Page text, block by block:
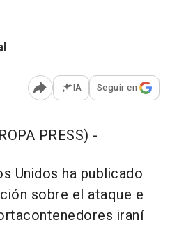
Abrir opciones para
IA Seguir en
PRESS) -
Unidos ha publicado
sobre el ataque e
iraní